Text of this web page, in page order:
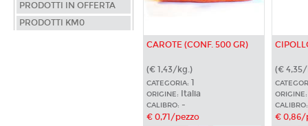
PRODOTTI IN OFFERTA
PRODOTTI KM0
CAROTE (CONF. 500 GR)
(€ 1,43/kg.)
CATEGORIA: 1
ORIGINE: Italia
CALIBRO: -
€ 0,71/pezzo
(€
ORIGINE:
CALIBRO:
€ 0,86/